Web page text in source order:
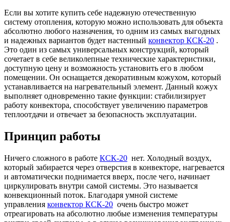
Если вы хотите купить себе надежную отечественную
систему отопления, которую можно использовать для объекта
абсолютно любого назначения, то одним из самых выгодных
и надежных вариантов будет настенный конвектор КСК-20 .
Это один из самых универсальных конструкций, который
сочетает в себе великолепные технические характеристики,
доступную цену и возможность установить его в любом
помещении. Он оснащается декоративным кожухом, который
устанавливается на нагревательный элемент. Данный кожух
выполняет одновременно такие функции: стабилизирует
работу конвектора, способствует увеличению параметров
теплоотдачи и отвечает за безопасность эксплуатации.
Принцип работы
Ничего сложного в работе КСК-20 нет. Холодный воздух,
который забирается через отверстия в конвекторе, нагревается
и автоматически поднимается вверх, после чего, начинает
циркулировать внутри самой системы. Это называется
конвекционный поток. Благодаря умной системе
управления конвектор КСК-20 очень быстро может
отреагировать на абсолютно любые изменения температуры